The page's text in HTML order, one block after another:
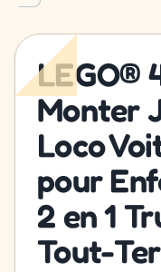
LEGO®
Monter
Loco
pour
2 en 1
Tout-